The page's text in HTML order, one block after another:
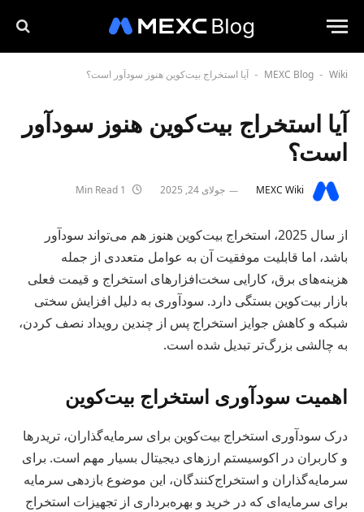
MEXC Blog - Wiki
- آیا استخراج بیت‌کوین هنوز سودآور است؟
آیا استخراج بیت‌کوین هنوز سودآور
است؟
MEXC Wiki جولای 24, 2025
از سال 2025، استخراج بیت‌کوین هنوز هم می‌تواند سودآور
باشد، اما قابلیت موفقیت آن به عوامل متعددی از جمله
هزینه‌های برق، کارایی سخت‌افزارهای استخراج و قیمت فعلی
بازار بیت‌کوین بستگی دارد. سودآوری به دلیل افزایش سختی
شبکه و کاهش جوایز استخراج پس از چندین رویداد نصف کردن،
به چالشی بزرگ‌تر تبدیل شده است.
اهمیت سودآوری استخراج بیت‌کوین
درک سودآوری استخراج بیت‌کوین برای سرمایه‌گذاران، تریدرها
و کاربران در اکوسیستم ارزهای دیجیتال بسیار مهم است. برای
سرمایه‌گذاران و استخراج‌کنندگان، این موضوع بازدهی سرمایه
برای سرمایه‌ای که در خرید و بهره‌برداری از تجهیزات استخراج